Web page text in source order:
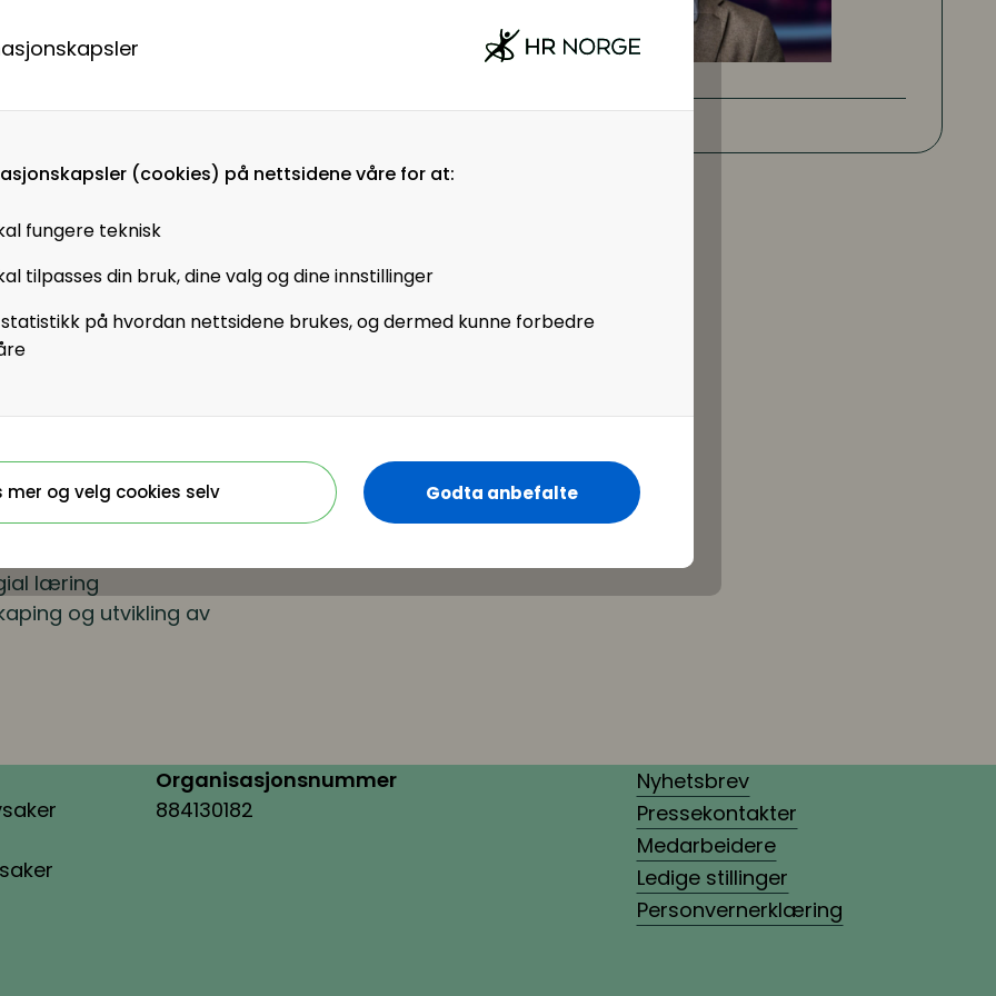
(cookies) på nettsidene våre for at:
fungere teknisk
tilpasses din bruk, dine valg og dine innstillinger
på hvordan nettsidene brukes, og dermed kunne forbedre
mer og velg cookies selv Godta anbefalte
foreleseren i
både ved NHH og
og har i
som
er
Jobber.
og
i organisasjoner
mennesker i
hjelp. Den viktigste
erfaringer, løser
sosial og
til å ønske å gjøre
til mer effektiv
læring
og utvikling av
Organisasjonsnummer
884130182
Nyhetsbrev
Pressekontakter
Medarbeidere
Ledige stillinger
Personvernerklæring